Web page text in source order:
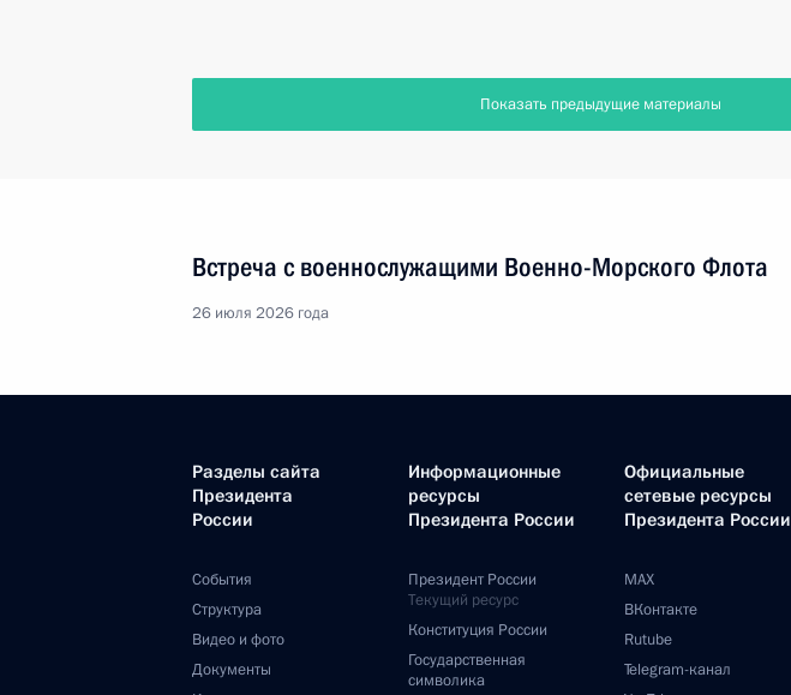
Показать предыдущие материалы
Встреча с военнослужащими Военно-Морского Флота
26 июля 2026 года
Разделы сайта
Президента
России
События
Структура
Видео и фото
Документы
Информационные
ресурсы
Президента России
Президент России
Текущий ресурс
Конституция России
Государственная
символика
Официальные
сетевые ресурсы
Президента России
MAX
ВКонтакте
Rutube
Telegram-канал